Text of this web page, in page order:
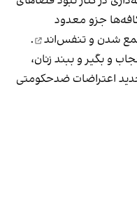
جزو معدود
شدن و تنفس‌اند
.
و بگیر و ببند زنان،
اعتراضات ضدحکومتی